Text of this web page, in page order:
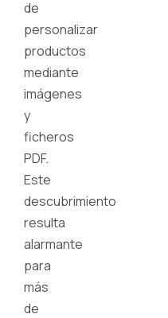
de
personalizar
productos
mediante
imágenes
y
ficheros
PDF.
Este
descubrimiento
resulta
alarmante
para
más
de